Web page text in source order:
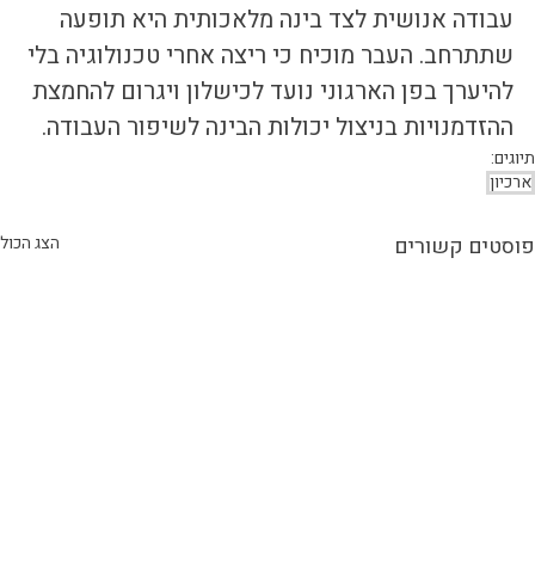
עבודה אנושית לצד בינה מלאכותית היא תופעה
שתתרחב. העבר מוכיח כי ריצה אחרי טכנולוגיה בלי
להיערך בפן הארגוני נועד לכישלון ויגרום להחמצת
ההזדמנויות בניצול יכולות הבינה לשיפור העבודה.
תיוגים:
ארכיון
פוסטים קשורים הצג הכול